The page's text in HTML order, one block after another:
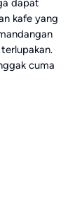
dapat
kafe yang
cuma